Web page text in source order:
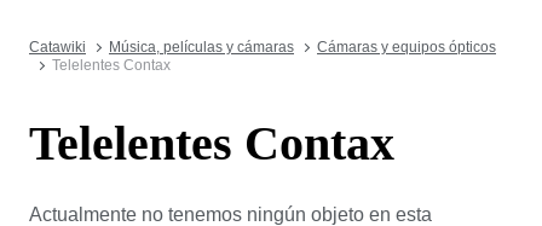
Catawiki Música, películas y cámaras
Cámaras y equipos ópticos
Telelentes Contax
Telelentes Contax
Actualmente no tenemos ningún objeto en esta